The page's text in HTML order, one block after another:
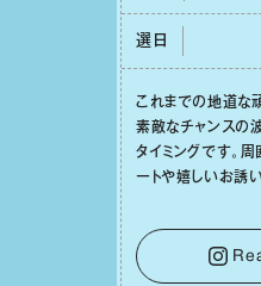
選日
これまでの地道な
素敵なチャンスの
タイミングです。
ートや嬉しいお誘
せになっていくイ
踏み出して。⼀⼈
ざり合い、ハッピ